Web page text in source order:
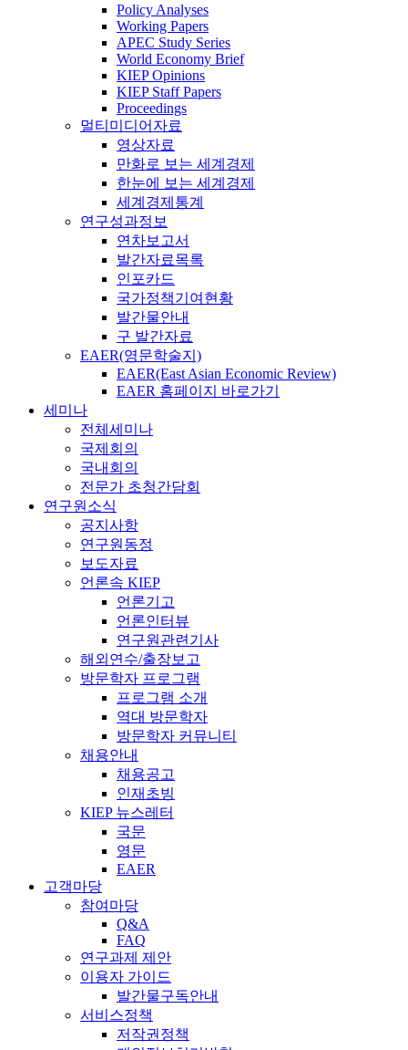
Policy Analyses
Working Papers
APEC Study Series
World Economy Brief
KIEP Opinions
KIEP Staff Papers
Proceedings
멀티미디어자료
영상자료
만화로 보는 세계경제
한눈에 보는 세계경제
세계경제통계
연구성과정보
연차보고서
발간자료목록
인포카드
국가정책기여현황
발간물안내
구 발간자료
EAER(영문학술지)
EAER(East Asian Economic Review)
EAER 홈페이지 바로가기
세미나
전체세미나
국제회의
국내회의
전문가 초청간담회
연구원소식
공지사항
연구원동정
보도자료
언론속 KIEP
언론기고
언론인터뷰
연구원관련기사
해외연수/출장보고
방문학자 프로그램
프로그램 소개
역대 방문학자
방문학자 커뮤니티
채용안내
채용공고
인재초빙
KIEP 뉴스레터
국문
영문
EAER
고객마당
참여마당
Q&A
FAQ
연구과제 제안
이용자 가이드
발간물구독안내
서비스정책
저작권정책